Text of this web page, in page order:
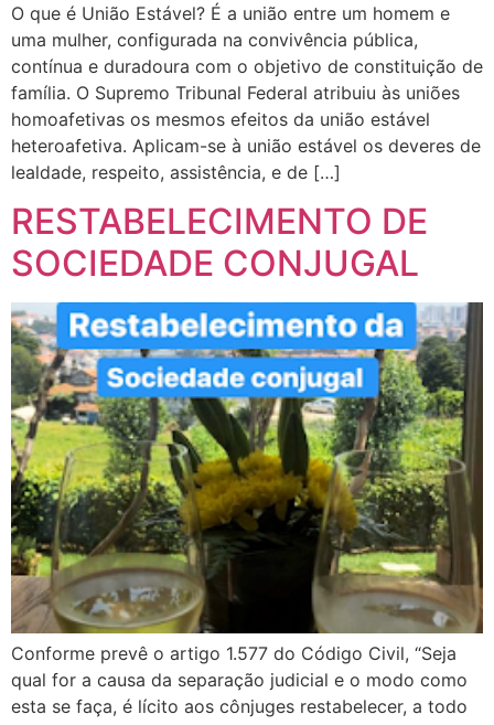
O que é União Estável? É a união entre um homem e
uma mulher, configurada na convivência pública,
contínua e duradoura com o objetivo de constituição de
família. O Supremo Tribunal Federal atribuiu às uniões
homoafetivas os mesmos efeitos da união estável
heteroafetiva. Aplicam-se à união estável os deveres de
lealdade, respeito, assistência, e de […]
RESTABELECIMENTO DE
SOCIEDADE CONJUGAL
Conforme prevê o artigo 1.577 do Código Civil, “Seja
qual for a causa da separação judicial e o modo como
esta se faça, é lícito aos cônjuges restabelecer, a todo